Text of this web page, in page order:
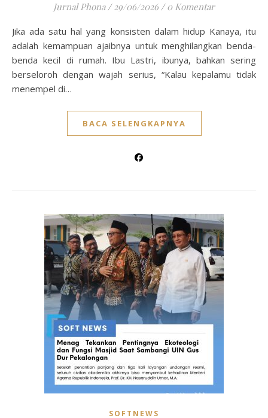
Jurnal Phona / 29/06/2026 / 0 Komentar
Jika ada satu hal yang konsisten dalam hidup Kanaya, itu
adalah kemampuan ajaibnya untuk menghilangkan benda-
benda kecil di rumah. Ibu Lastri, ibunya, bahkan sering
berseloroh dengan wajah serius, “Kalau kepalamu tidak
menempel di…
BACA SELENGKAPNYA
SOFTNEWS